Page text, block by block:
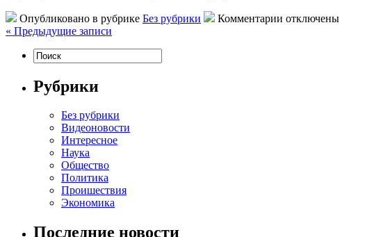
Опубликовано в рубрике Без рубрики
Комментарии отключены
« Предыдущие записи
Рубрики
Без рубрики
Видеоновости
Интересное
Наука
Общество
Политика
Проишествия
Экономика
Последние новости